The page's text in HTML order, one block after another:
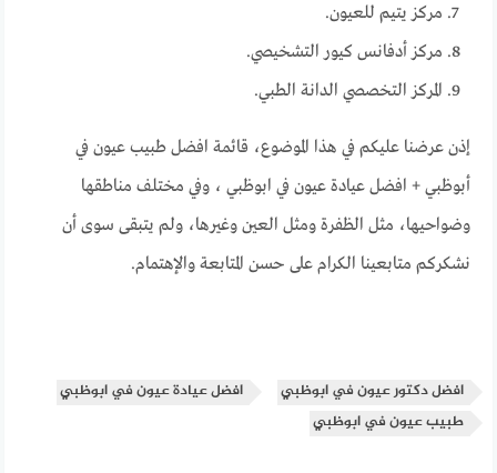
مركز يتيم للعيون.
مركز أدفانس كيور التشخيصي.
المركز التخصصي الدانة الطبي.
إذن عرضنا عليكم في هذا الموضوع، قائمة افضل طبيب عيون في
أبوظبي + افضل عيادة عيون في ابوظبي ، وفي مختلف مناطقها
وضواحيها، مثل الظفرة ومثل العين وغيرها، ولم يتبقى سوى أن
نشكركم متابعينا الكرام على حسن المتابعة والإهتمام.
افضل دكتور عيون في ابوظبي
افضل عيادة عيون في ابوظبي
طبيب عيون في ابوظبي